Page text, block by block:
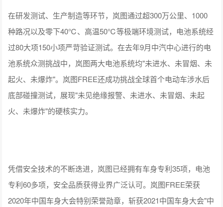
在研发测试、生产制造等环节，岚图通过超300万公里、1000
种路况以及零下40℃、高温50℃等极端环境测试，电池系统经
过80大项150小项严苛验证测试。在去年9月中汽中心进行的电
池系统众测挑战中，岚图两大电池系统均"未进水、未冒烟、未
起火、未爆炸"。岚图FREE还成功挑战全球首个电动车涉水后
底部碰撞测试，展现"未见绝缘报警、未进水、未冒烟、未起
火、未爆炸"的硬核实力。
凭借安全技术的不断迭进，岚图已经拥有车身专利35项，电池
专利60多项，安全品质获得业界广泛认可。岚图FREE荣获
2020年中国车身大会特别荣誉勋章，斩获2021中国车身大会"中